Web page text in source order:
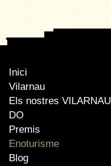
Inici
Vilarnau
Els nostres VILARNAU
DO
Premis
Enoturisme
Blog